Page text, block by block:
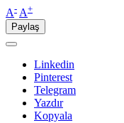
A- A+
Paylaş
Linkedin
Pinterest
Telegram
Yazdır
Kopyala